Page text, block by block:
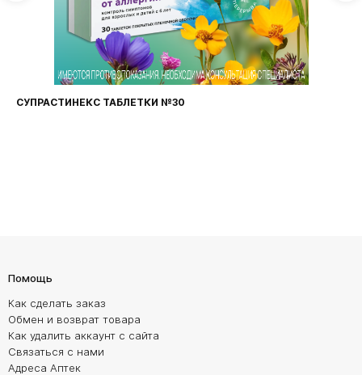
СУПРАСТИНЕКС ТАБЛЕТКИ №30
Помощь
Как сделать заказ
Обмен и возврат товара
Как удалить аккаунт с сайта
Связаться с нами
Адреса Аптек